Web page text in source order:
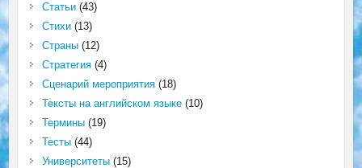
Статьи(43)
Стихи(13)
Страны(12)
Стратегия(4)
Сценарий мероприятия(18)
Тексты на английском языке(10)
Термины(19)
Тесты(44)
Университеты(15)